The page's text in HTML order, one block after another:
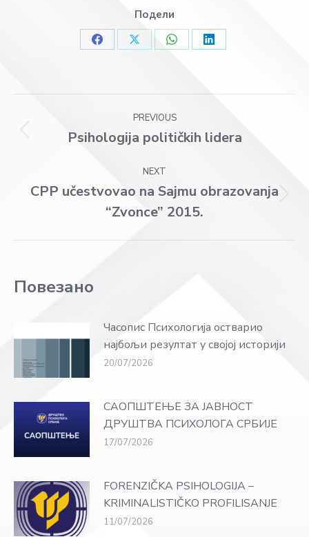
Подели
Share
Share
Share
WhatsApp
Share
LinkedIn
navigation
PREVIOUS
Previous
Psihologija političkih lidera
NEXT
Next
post:
CPP učestvovao na Sajmu obrazovanja
“Zvonce” 2015.
Повезано
Часопис Психологија остварио
најбољи резултат у својој историји
20/07/2026
САОПШТЕЊЕ ЗА ЈАВНОСТ
ДРУШТВА ПСИХОЛОГА СРБИЈЕ
17/07/2026
FORENZIČKA PSIHOLOGIJA –
KRIMINALISTIČKO PROFILISANJE
11/07/2026